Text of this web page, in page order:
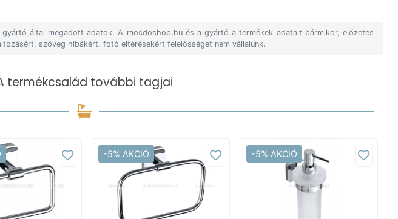
által megadott adatok. A mosdoshop.hu és a gyártó a termékek adatait bármikor, előzetes
szöveg hibákért, fotó eltérésekért felelősséget nem vállalunk.
termékcsalád további tagjai
-5% AKCIÓ -5% AKCIÓ